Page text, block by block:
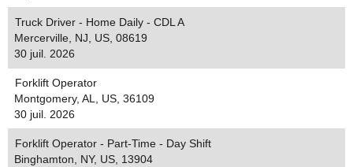
Truck Driver - Home Daily - CDL A
Mercerville, NJ, US, 08619
30 juil. 2026
Forklift Operator
Montgomery, AL, US, 36109
30 juil. 2026
Forklift Operator - Part-Time - Day Shift
Binghamton, NY, US, 13904